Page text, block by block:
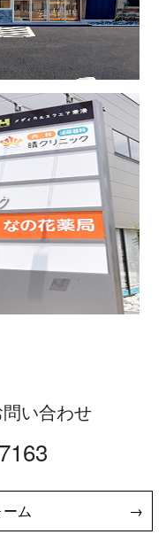
い合わせ
ム →